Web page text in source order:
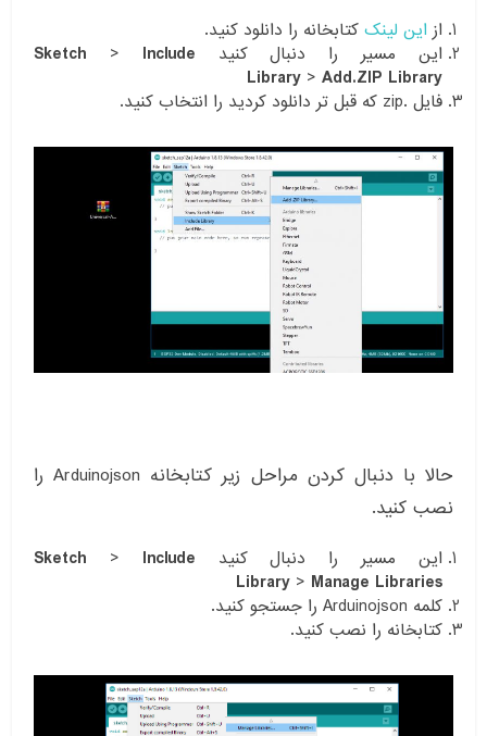
از این لینک کتابخانه را دانلود کنید.
این مسیر را دنبال کنید
Sketch > Include
Library> Add.ZIP Library
فایل .zip که قبل تر دانلود کردید را انتخاب کنید.
حالا با دنبال کردن مراحل زیر کتابخانه Arduinojson را
نصب کنید.
این مسیر را دنبال کنید Sketch > Include
Library> Manage Libraries
کلمه Arduinojson را جستجو کنید.
کتابخانه را نصب کنید.